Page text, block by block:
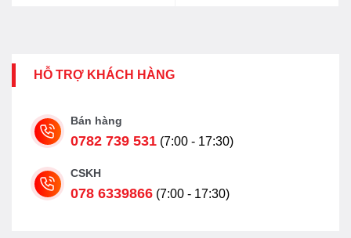
HỖ TRỢ KHÁCH HÀNG
Bán hàng
0782 739 531 (7:00 - 17:30)
CSKH
078 6339866 (7:00 - 17:30)